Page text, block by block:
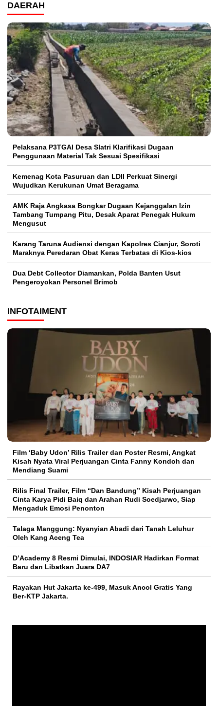
DAERAH
Pelaksana P3TGAI Desa Slatri Klarifikasi Dugaan
Penggunaan Material Tak Sesuai Spesifikasi
Kemenag Kota Pasuruan dan LDII Perkuat Sinergi
Wujudkan Kerukunan Umat Beragama
AMK Raja Angkasa Bongkar Dugaan Kejanggalan Izin
Tambang Tumpang Pitu, Desak Aparat Penegak Hukum
Mengusut
Karang Taruna Audiensi dengan Kapolres Cianjur, Soroti
Maraknya Peredaran Obat Keras Terbatas di Kios-kios
Dua Debt Collector Diamankan, Polda Banten Usut
Pengeroyokan Personel Brimob
INFOTAIMENT
Film ‘Baby Udon’ Rilis Trailer dan Poster Resmi, Angkat
Kisah Nyata Viral Perjuangan Cinta Fanny Kondoh dan
Mendiang Suami
Rilis Final Trailer, Film “Dan Bandung” Kisah Perjuangan
Cinta Karya Pidi Baiq dan Arahan Rudi Soedjarwo, Siap
Mengaduk Emosi Penonton
Talaga Manggung: Nyanyian Abadi dari Tanah Leluhur
Oleh Kang Aceng Tea
D’Academy 8 Resmi Dimulai, INDOSIAR Hadirkan Format
Baru dan Libatkan Juara DA7
Rayakan Hut Jakarta ke-499, Masuk Ancol Gratis Yang
Ber-KTP Jakarta.